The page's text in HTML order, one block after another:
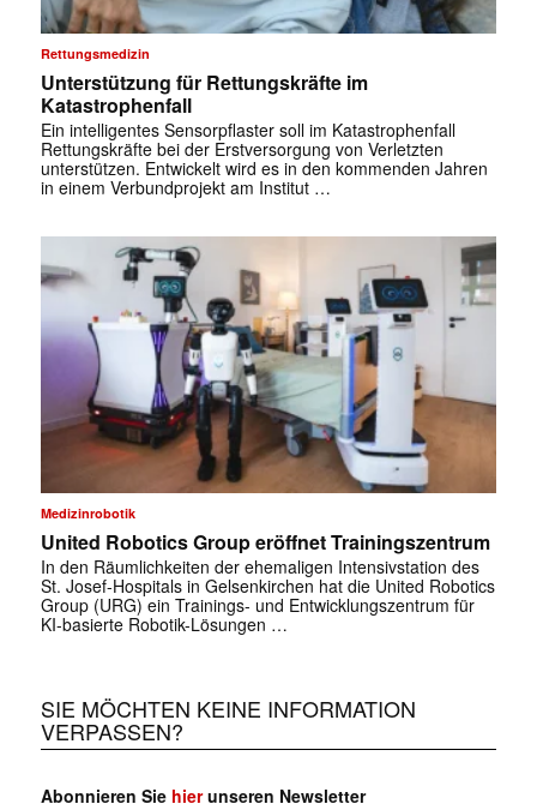
Rettungsmedizin
Unterstützung für Rettungskräfte im
Katastrophenfall
Ein intelligentes Sensorpflaster soll im Katastrophenfall
Rettungskräfte bei der Erstversorgung von Verletzten
unterstützen. Entwickelt wird es in den kommenden Jahren
in einem Verbundprojekt am Institut …
Medizinrobotik
United Robotics Group eröffnet Trainingszentrum
In den Räumlichkeiten der ehemaligen Intensivstation des
St. Josef-Hospitals in Gelsenkirchen hat die United Robotics
Group (URG) ein Trainings- und Entwicklungszentrum für
KI-basierte Robotik-Lösungen …
SIE MÖCHTEN KEINE INFORMATION
VERPASSEN?
Abonnieren Sie hierunseren Newsletter